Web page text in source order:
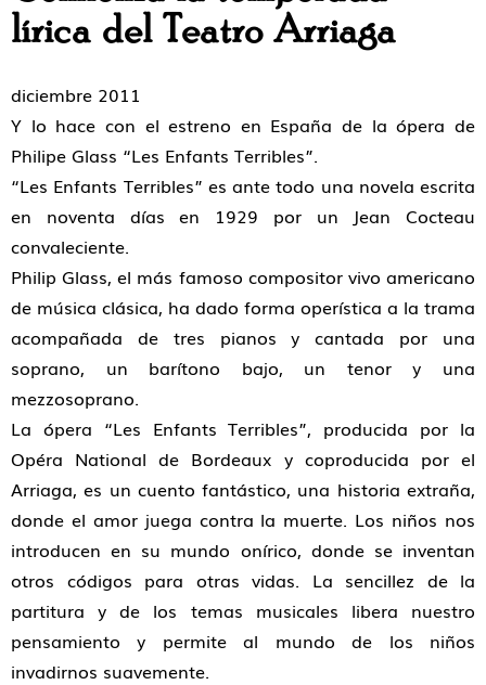
lírica del Teatro Arriaga
diciembre 2011
Y lo hace con el estreno en España de la ópera de
Philipe Glass “Les Enfants Terribles”.
“Les Enfants Terribles” es ante todo una novela escrita
en noventa días en 1929 por un Jean Cocteau
convaleciente.
Philip Glass, el más famoso compositor vivo americano
de música clásica, ha dado forma operística a la trama
acompañada de tres pianos y cantada por una
soprano, un barítono bajo, un tenor y una
mezzosoprano.
La ópera “Les Enfants Terribles”, producida por la
Opéra National de Bordeaux y coproducida por el
Arriaga, es un cuento fantástico, una historia extraña,
donde el amor juega contra la muerte. Los niños nos
introducen en su mundo onírico, donde se inventan
otros códigos para otras vidas. La sencillez de la
partitura y de los temas musicales libera nuestro
pensamiento y permite al mundo de los niños
invadirnos suavemente.